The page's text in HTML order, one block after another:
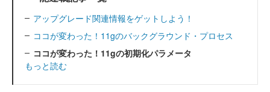
アップグレード関連情報をゲットしよう！
ココが変わった！11gのバックグラウンド・プロセス
ココが変わった！11gの初期化パラメータ
もっと読む